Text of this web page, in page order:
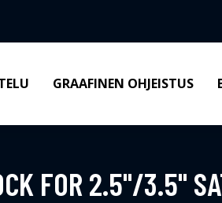
GRAAFINEN OHJEISTUS
FOR 2.5"/3.5"